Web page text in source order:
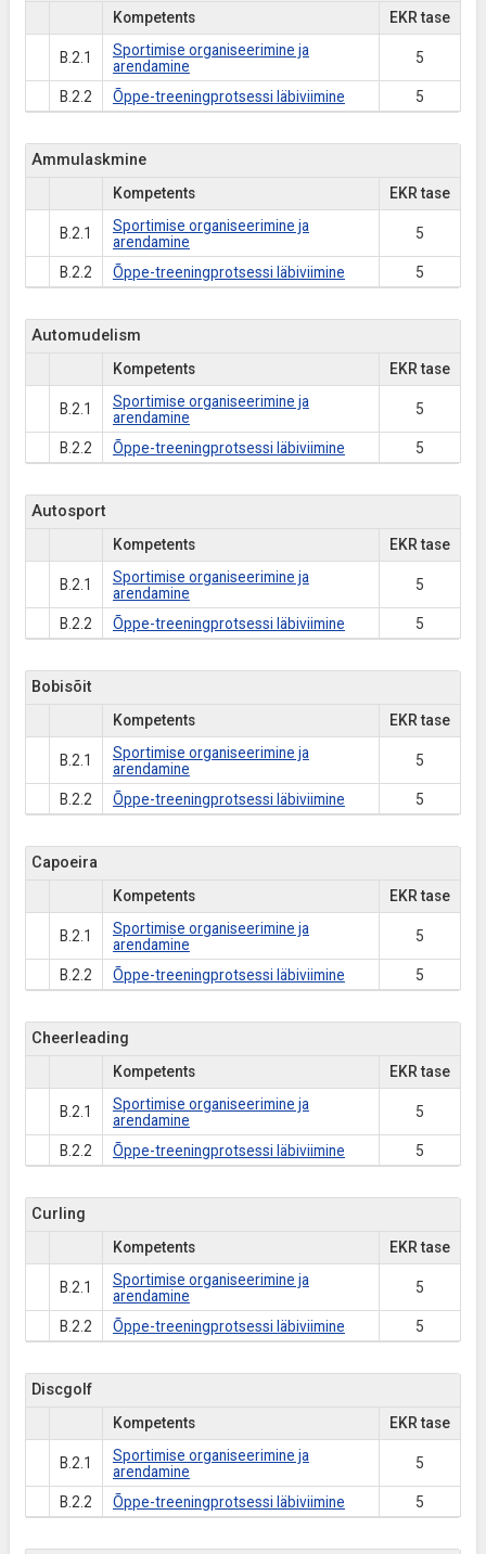
Kompetents EKR tase
B.2.1
Sportimise organiseerimine ja
arendamine
5
B.2.2 Õppe-treeningprotsessi läbiviimine 5
Ammulaskmine
Kompetents EKR tase
B.2.1
Sportimise organiseerimine ja
arendamine
5
B.2.2 Õppe-treeningprotsessi läbiviimine 5
Automudelism
Kompetents EKR tase
B.2.1
Sportimise organiseerimine ja
arendamine
5
B.2.2 Õppe-treeningprotsessi läbiviimine 5
Autosport
Kompetents EKR tase
B.2.1
Sportimise organiseerimine ja
arendamine
5
B.2.2 Õppe-treeningprotsessi läbiviimine 5
Bobisõit
Kompetents EKR tase
B.2.1
Sportimise organiseerimine ja
arendamine
5
B.2.2 Õppe-treeningprotsessi läbiviimine 5
Capoeira
Kompetents EKR tase
B.2.1
Sportimise organiseerimine ja
arendamine
5
B.2.2 Õppe-treeningprotsessi läbiviimine 5
Cheerleading
Kompetents EKR tase
B.2.1
Sportimise organiseerimine ja
arendamine
5
B.2.2 Õppe-treeningprotsessi läbiviimine 5
Curling
Kompetents EKR tase
B.2.1
Sportimise organiseerimine ja
arendamine
5
B.2.2 Õppe-treeningprotsessi läbiviimine 5
Discgolf
Kompetents EKR tase
B.2.1
Sportimise organiseerimine ja
arendamine
5
B.2.2 Õppe-treeningprotsessi läbiviimine 5